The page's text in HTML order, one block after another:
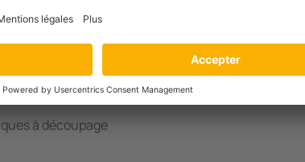
2000 μF
de tension
à découpage